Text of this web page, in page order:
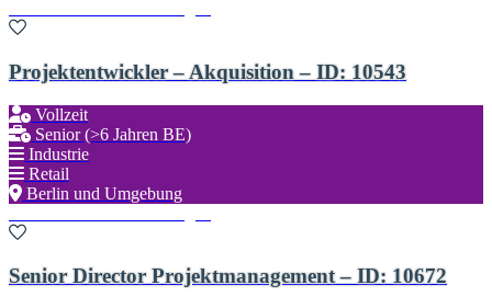
Projektentwickler – Akquisition – ID: 10543
Vollzeit
Senior (>6 Jahren BE)
Industrie
Retail
Berlin und Umgebung
Senior Director Projektmanagement – ID: 10672